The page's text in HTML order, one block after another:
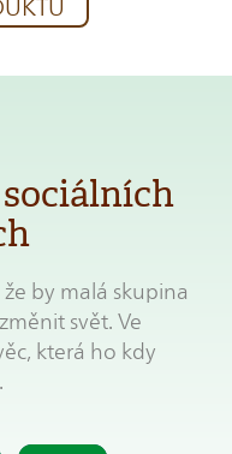
by malá skupina
svět. Ve
která ho kdy